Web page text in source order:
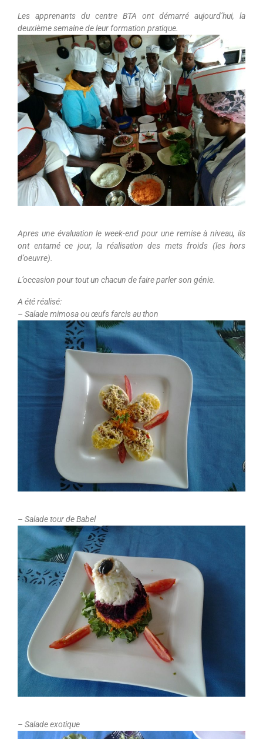
Les apprenants du centre BTA ont démarré aujourd’hui, la
deuxième semaine de leur formation pratique.
Apres une évaluation le week-end pour une remise à niveau, ils
ont entamé ce jour, la réalisation des mets froids (les hors
d’oeuvre).
L’occasion pour tout un chacun de faire parler son génie.
A été réalisé:
– Salade mimosa ou œufs farcis au thon
– Salade tour de Babel
– Salade exotique